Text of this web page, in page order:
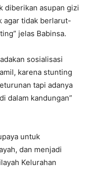
diberikan asupan gizi
agar tidak berlarut-
jelas Babinsa.
sosialisasi
karena stunting
tapi adanya
dalam kandungan”
untuk
dan menjadi
Kelurahan